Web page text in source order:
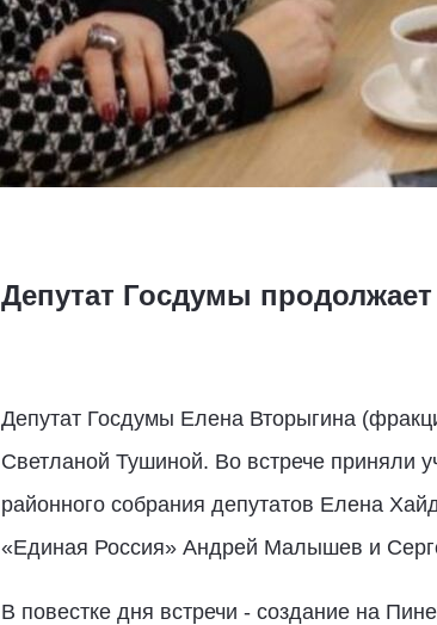
Депутат Госдумы
Депутат Госдумы Елена Вторыгина
Светланой Тушиной. Во встрече приняли
районного собрания депутатов Елена
«Единая Россия» Андрей Малышев и
В повестке дня встречи - создание на